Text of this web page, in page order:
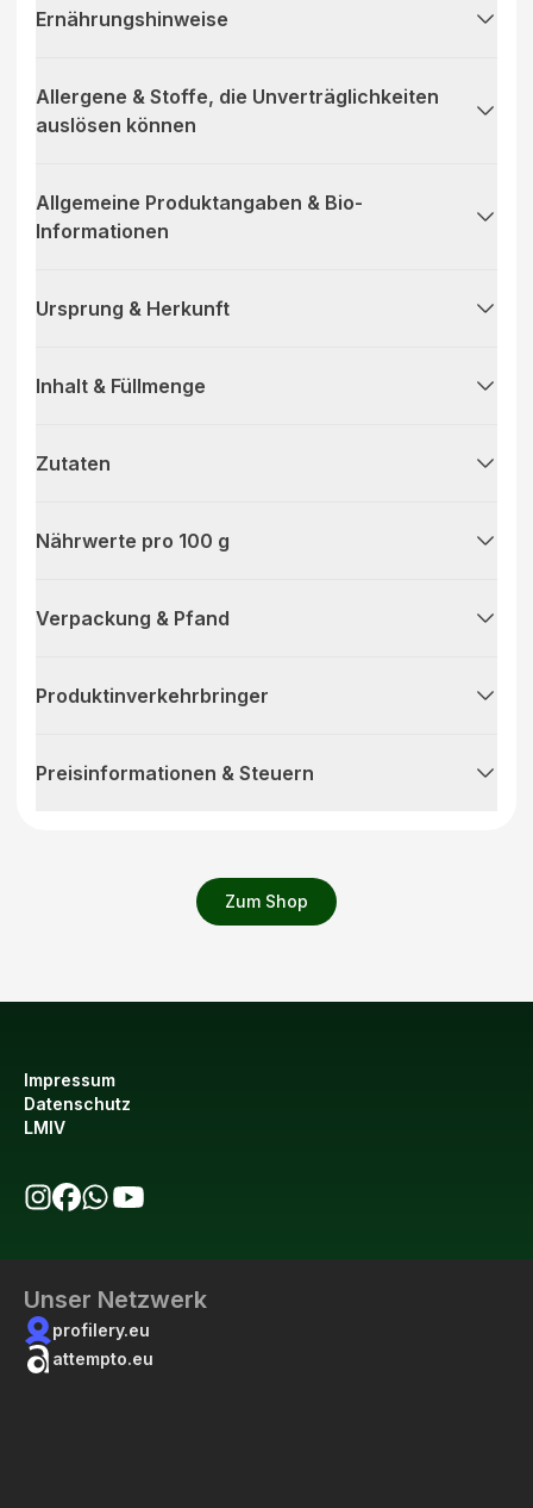
Zum Shop
Ernährungshinweise
Allergene & Stoffe, die Unverträglichkeiten
auslösen können
Allgemeine Produktangaben & Bio-
Informationen
Ursprung & Herkunft
Inhalt & Füllmenge
Zutaten
Nährwerte pro 100 g
Verpackung & Pfand
Produktinverkehrbringer
Preisinformationen & Steuern
Impressum
Datenschutz
LMIV
Unser Netzwerk
profilery.eu
attempto.eu